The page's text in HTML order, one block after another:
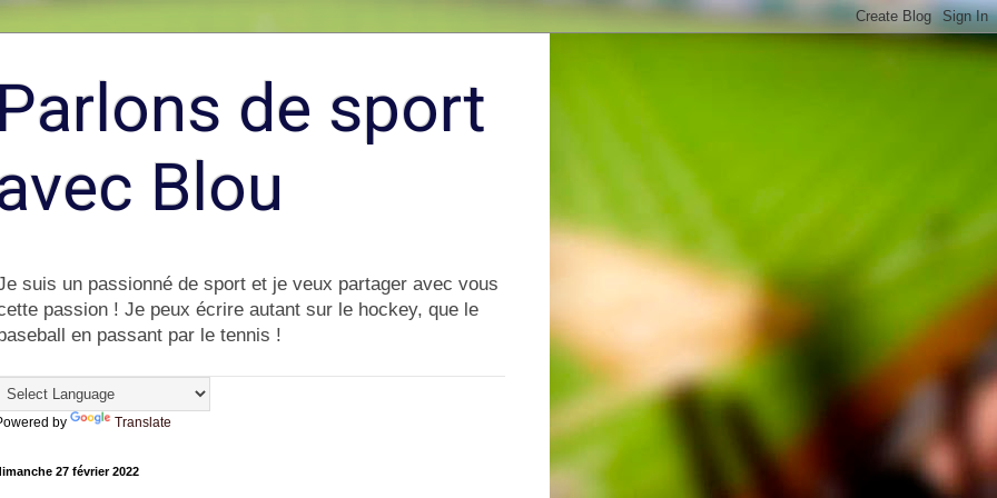
de sport
Blou
suis un passionné de sport et je veux partager avec vous
passion ! Je peux écrire autant sur le hockey, que le
en passant par le tennis !
by Translate
27 février 2022